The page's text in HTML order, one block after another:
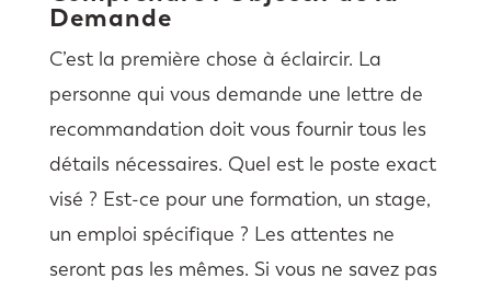
Demande
C’est la première chose à éclaircir. La
personne qui vous demande une lettre de
recommandation doit vous fournir tous les
détails nécessaires. Quel est le poste exact
visé ? Est-ce pour une formation, un stage,
un emploi spécifique ? Les attentes ne
seront pas les mêmes. Si vous ne savez pas